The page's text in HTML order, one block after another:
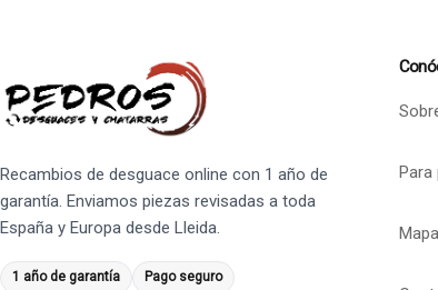
Recambios de desguace online con 1 año de
garantía. Enviamos piezas revisadas a toda
España y Europa desde Lleida.
1 año de garantía Pago seguro
Para